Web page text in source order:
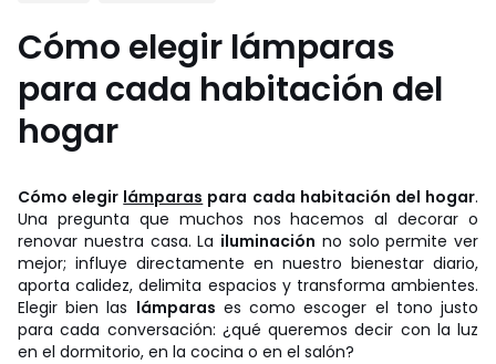
Cómo elegir lámparas
para cada habitación del
hogar
Cómo elegir lámparas para cada habitación del hogar.
Una pregunta que muchos nos hacemos al decorar o
renovar nuestra casa. La iluminación no solo permite ver
mejor; influye directamente en nuestro bienestar diario,
aporta calidez, delimita espacios y transforma ambientes.
Elegir bien las lámparas es como escoger el tono justo
para cada conversación: ¿qué queremos decir con la luz
en el dormitorio, en la cocina o en el salón?